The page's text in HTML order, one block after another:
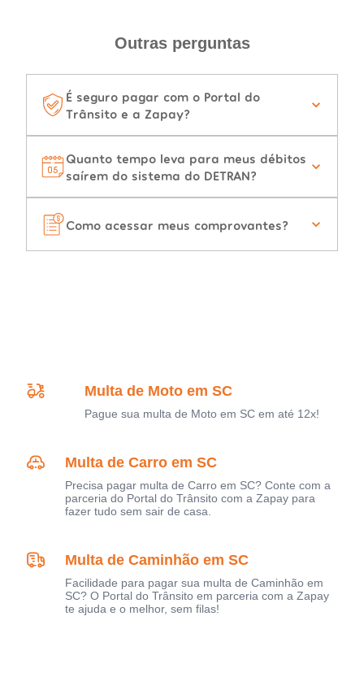
Outras perguntas
É seguro pagar com o Portal do
Trânsito e a Zapay?
Quanto tempo leva para meus débitos
saírem do sistema do DETRAN?
Como acessar meus comprovantes?
Multa de Moto em SC
Pague sua multa de Moto em SC em até 12x!
Multa de Carro em SC
Precisa pagar multa de Carro em SC? Conte com a
parceria do Portal do Trânsito com a Zapay para
fazer tudo sem sair de casa.
Multa de Caminhão em SC
Facilidade para pagar sua multa de Caminhão em
SC? O Portal do Trânsito em parceria com a Zapay
te ajuda e o melhor, sem filas!